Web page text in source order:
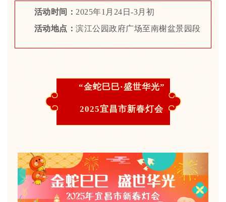
活动时间： 2025年1月24日-3月初
活动地点：滨江公园政府广场至南榭盆景园段
“金蛇巳巳·盛世华光”
2025宜昌市新春灯会